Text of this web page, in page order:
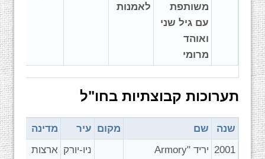
משותפת
עם גיל שני
ואוהד
מרומי
לאמנות
תערוכות קבוצתיות בחו"ל
שנה שם מקום עיר
מדינה
2001
יריד "Armory
ניו-יורק ארצות